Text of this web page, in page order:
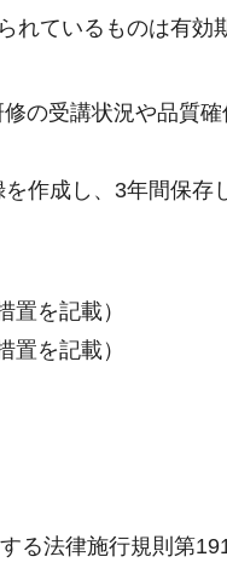
れているものは有効
の受講状況や品質
作成し、3年間保存
を記載）
を記載）
る法律施行規則第